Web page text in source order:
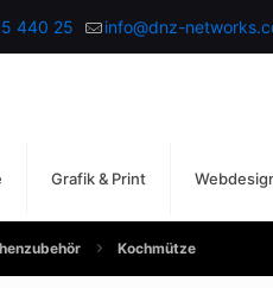
440 25 info@dnz-
Grafik & Print
Kochmütze